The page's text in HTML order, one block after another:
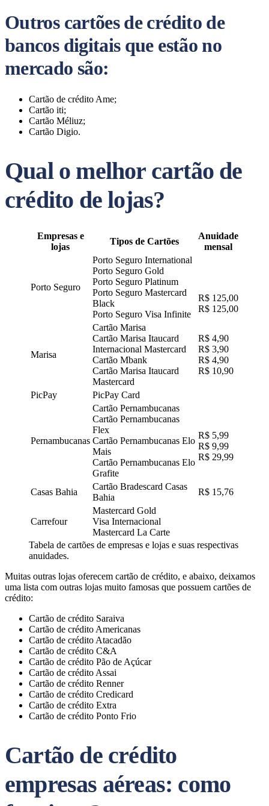
Outros cartões de crédito de
bancos digitais que estão no
mercado são:
Cartão de crédito Ame;
Cartão iti;
Cartão Méliuz;
Cartão Digio.
Qual o melhor cartão de
crédito de lojas?
Empresas e
lojas
Tipos de Cartões
Anuidade
mensal
Porto Seguro
Porto Seguro International
Porto Seguro Gold
Porto Seguro Platinum
Porto Seguro Mastercard
Black
Porto Seguro Visa Infinite
R$ 125,00
R$ 125,00
Marisa
Cartão Marisa
Cartão Marisa Itaucard
Internacional Mastercard
Cartão Mbank
Cartão Marisa Itaucard
Mastercard
R$ 4,90
R$ 3,90
R$ 4,90
R$ 10,90
PicPay PicPay Card
Pernambucanas
Cartão Pernambucanas
Cartão Pernambucanas
Flex
Cartão Pernambucanas Elo
Mais
Cartão Pernambucanas Elo
Grafite
R$ 5,99
R$ 9,99
R$ 29,99
Casas Bahia
Cartão Bradescard Casas
Bahia
R$ 15,76
Carrefour
Mastercard Gold
Visa Internacional
Mastercard La Carte
Tabela de cartões de empresas e lojas e suas respectivas
anuidades.
Muitas outras lojas oferecem cartão de crédito, e abaixo, deixamos
uma lista com outras lojas muito famosas que possuem cartões de
crédito:
Cartão de crédito Saraiva
Cartão de crédito Americanas
Cartão de crédito Atacadão
Cartão de crédito C&A
Cartão de crédito Pão de Açúcar
Cartão de crédito Assai
Cartão de crédito Renner
Cartão de crédito Credicard
Cartão de crédito Extra
Cartão de crédito Ponto Frio
Cartão de crédito
empresas aéreas: como